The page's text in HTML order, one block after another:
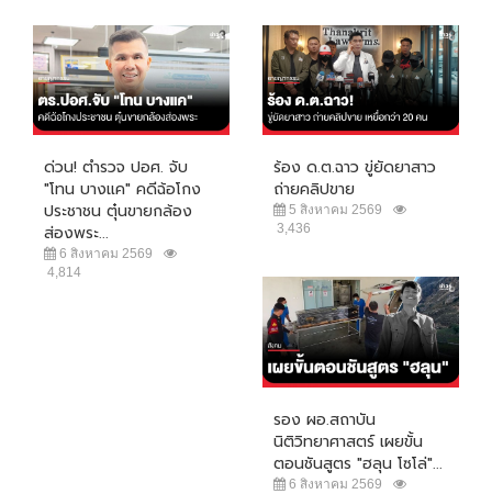
ด่วน! ตำรวจ ปอศ. จับ
"โทน บางแค" คดีฉ้อโกง
ประชาชน ตุ๋นขายกล้อง
ส่องพระ...
6 สิงหาคม 2569
4,814
ร้อง ด.ต.ฉาว ขู่ยัดยาสาว
ถ่ายคลิปขาย
5 สิงหาคม 2569
3,436
รอง ผอ.สถาบัน
นิติวิทยาศาสตร์ เผยขั้น
ตอนชันสูตร "ฮลุน โซโล่"...
6 สิงหาคม 2569